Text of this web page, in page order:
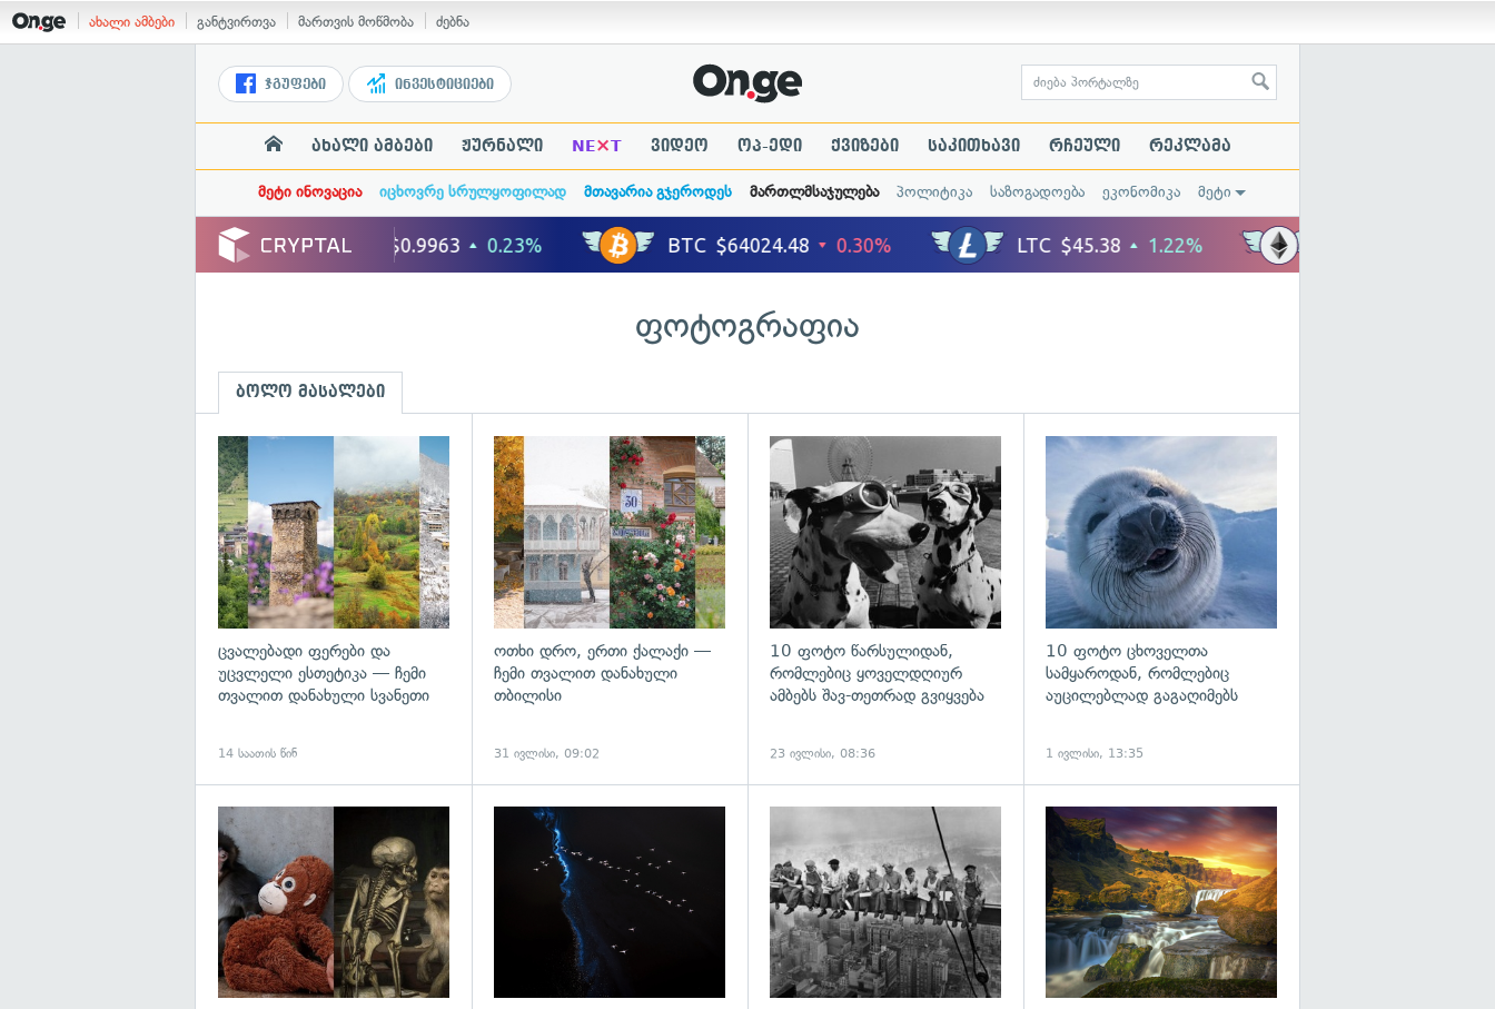
ახალი ამბები განტვირთვა მართვის მოწმობა ძებნა
ჯგუფები ინვესტიციები
ახალი ამბები ჟურნალი NE×T ვიდეო ოპ-ედი ქვიზები საკითხავი რჩეული რეკლამა
მეტი ინოვაცია იცხოვრე სრულყოფილად მთავარია გჯეროდეს მართლმსაჯულება პოლიტიკა საზოგადოება ეკონომიკა მეტი
ფოტოგრაფია
ბოლო მასალები
გადახედვა
ცვალებადი ფერები და
უცვლელი ესთეტიკა — ჩემი
თვალით დანახული სვანეთი
14 საათის წინ
ოთხი დრო, ერთი ქალაქი —
ჩემი თვალით დანახული
თბილისი
31 ივლისი, 09:02
10 ფოტო წარსულიდან,
რომლებიც ყოველდღიურ
ამბებს შავ-თეთრად გვიყვება
23 ივლისი, 08:36
10 ფოტო ცხოველთა
სამყაროდან, რომლებიც
აუცილებლად გაგაღიმებს
1 ივლისი, 13:35
გადახედვა გადახედვა